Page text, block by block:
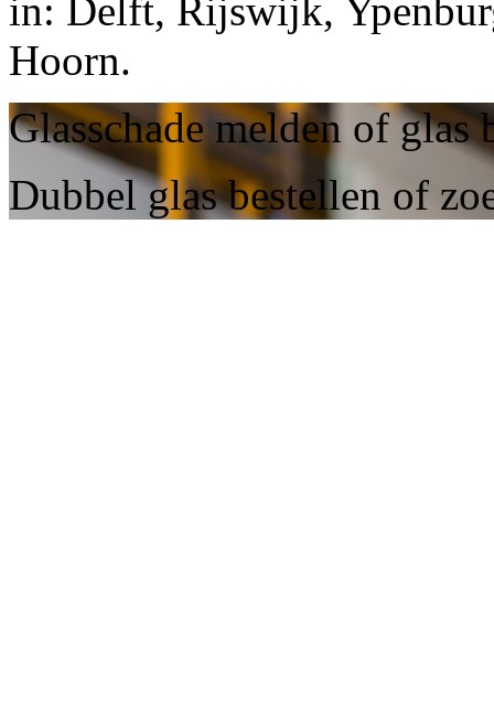
in: Delft, Rijswijk,
Hoorn.
Glasschade melden of
Dubbel glas bestellen of